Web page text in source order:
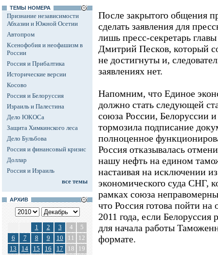
ТЕМЫ НОМЕРА
Признание независимости
Абхазии и Южной Осетии
Автопром
Ксенофобия и неофашизм в
России
Россия и Прибалтика
Исторические версии
Косово
Россия и Белоруссия
Израиль и Палестина
Дело ЮКОСа
Защита Химкинского леса
Дело Бульбова
Россия и финансовый кризис
Доллар
Россия и Израиль
все темы
АРХИВ
1 2 3 4
5
6
7 8 9 10 11
12
13
14 15 16 17 18
19
После закрытого общения
сделать заявления для
лишь пресс-секретарь
Дмитрий Песков, который
не достигнуты и,
заявлениях нет.
Напомним, что Единое
должно стать следующей
союза России, Белоруссии
тормозила подписание
полноценное
Россия отказывалась
нашу нефть на едином
настаивая на исключении
экономического суда СНГ,
рамках союза
что Россия готова пойти
2011 года, если
для начала работы
формате.